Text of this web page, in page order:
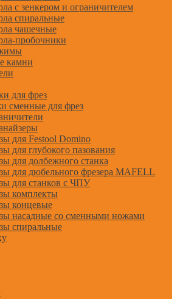
с зенкером и ограничителем
спиральные
чашечные
пробочники
камни
для фрез
сменные для фрез
для Festool Domino
для глубокого пазования
для долбежного станка
для дюбельного фрезера MAFELL
для станков с ЧПУ
комплекты
концевые
насадные со сменными ножами
спиральные